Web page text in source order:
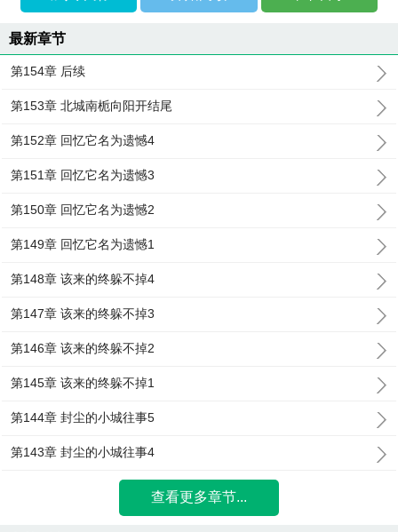
最新章节
第154章 后续
第153章 北城南栀向阳开结尾
第152章 回忆它名为遗憾4
第151章 回忆它名为遗憾3
第150章 回忆它名为遗憾2
第149章 回忆它名为遗憾1
第148章 该来的终躲不掉4
第147章 该来的终躲不掉3
第146章 该来的终躲不掉2
第145章 该来的终躲不掉1
第144章 封尘的小城往事5
第143章 封尘的小城往事4
查看更多章节...